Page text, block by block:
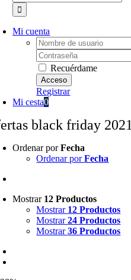
Mi cuenta
Username:
Password:
Recuérdame
Registrar
Mi cesta0
black friday 2021
Ordenar porFecha
Ordenar porFecha
Mostrar 12 Productos
Mostrar 12 Productos
Mostrar24 Productos
Mostrar36 Productos